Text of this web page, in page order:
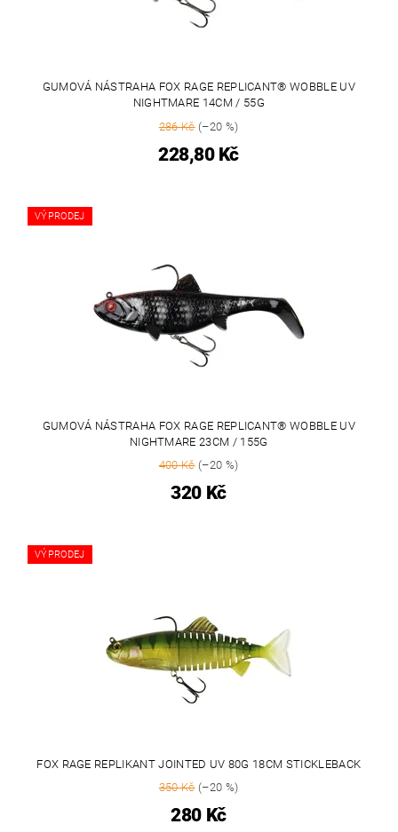
GUMOVÁ NÁSTRAHA FOX RAGE REPLICANT® WOBBLE UV
NIGHTMARE 14CM / 55G
286 Kč(–20 %)
228,80 Kč
VÝPRODEJ
GUMOVÁ NÁSTRAHA FOX RAGE REPLICANT® WOBBLE UV
NIGHTMARE 23CM / 155G
400 Kč(–20 %)
320 Kč
VÝPRODEJ
FOX RAGE REPLIKANT JOINTED UV 80G 18CM STICKLEBACK
350 Kč(–20 %)
280 Kč